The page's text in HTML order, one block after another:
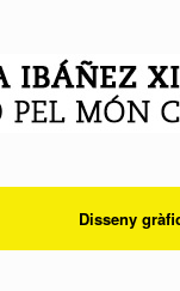
Disseny